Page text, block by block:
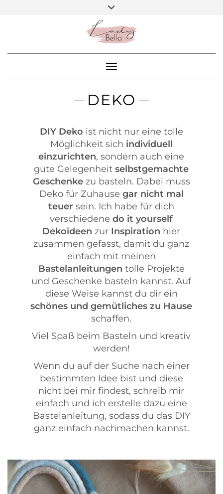
ARBEITE MIT MIR
BEA – DIY BLOGGER
Toggle
Toggle Navigation
DEKO
DIY Deko ist nicht nur eine tolle
Möglichkeit sich individuell
einzurichten, sondern auch eine
gute Gelegenheitselbstgemachte
Geschenkezu basteln. Dabei muss
Deko für Zuhause gar nicht mal
teuer sein. Ich habe für dich
verschiedenedo it yourself
Dekoideen zur Inspiration hier
zusammen gefasst, damit du ganz
einfach mit meinen
Bastelanleitungen tolle Projekte
und Geschenke basteln kannst. Auf
diese Weise kannst du dir ein
schönes und gemütliches zu Hause
schaffen.
Viel Spaß beim Basteln und kreativ
werden!
Wenn du auf der Suche nach einer
bestimmten Idee bist und diese
nicht bei mir findest, schreib mir
einfach und ich erstelle dazu eine
Bastelanleitung, sodass du das DIY
ganz einfach nachmachen kannst.